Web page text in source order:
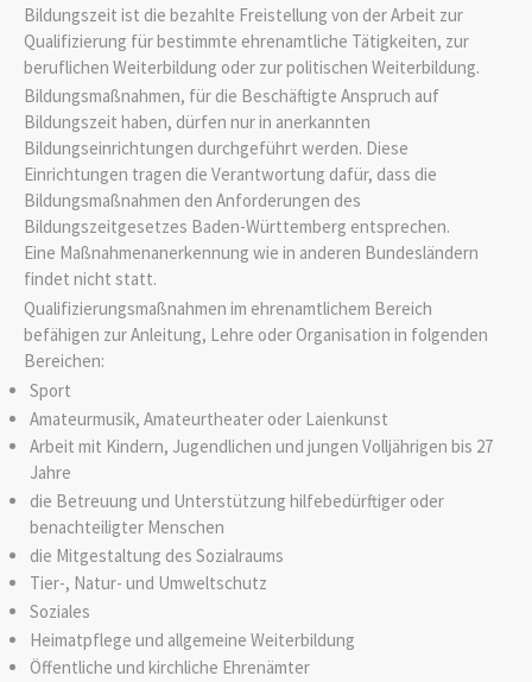
Bildungszeit ist die bezahlte Freistellung von der Arbeit zur
Qualifizierung für bestimmte ehrenamtliche Tätigkeiten, zur
beruflichen Weiterbildung oder zur politischen Weiterbildung.
Bildungsmaßnahmen, für die Beschäftigte Anspruch auf
Bildungszeit haben, dürfen nur in anerkannten
Bildungseinrichtungen durchgeführt werden. Diese
Einrichtungen tragen die Verantwortung dafür, dass die
Bildungsmaßnahmen den Anforderungen des
Bildungszeitgesetzes Baden-Württemberg entsprechen.
Eine Maßnahmenanerkennung wie in anderen Bundesländern
findet nicht statt.
Qualifizierungsmaßnahmen im ehrenamtlichem Bereich
befähigen zur Anleitung, Lehre oder Organisation in folgenden
Bereichen:
Sport
Amateurmusik, Amateurtheater oder Laienkunst
Arbeit mit Kindern, Jugendlichen und jungen Volljährigen bis 27
Jahre
die Betreuung und Unterstützung hilfebedürftiger oder
benachteiligter Menschen
die Mitgestaltung des Sozialraums
Tier-, Natur- und Umweltschutz
Soziales
Heimatpflege und allgemeine Weiterbildung
Öffentliche und kirchliche Ehrenämter